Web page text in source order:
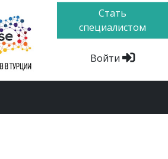
Стать
специалистом
Войти